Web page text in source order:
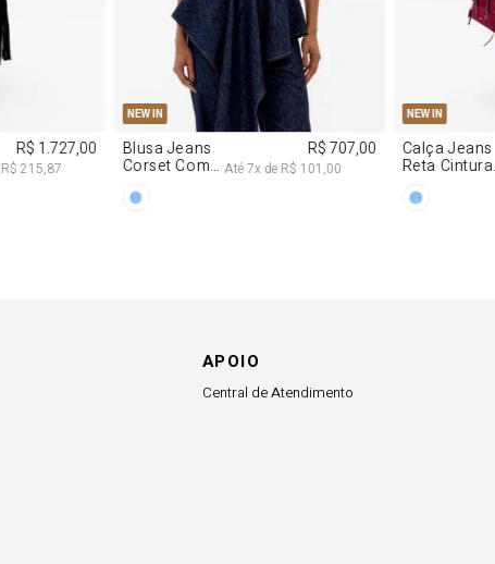
R$ 1.727,00
R$ 215,87
NEW IN
PP G
Blusa Jeans
Corset Com
R$ 707,00
Até7x deR$ 101,00
NEW IN
34
Calça Jeans
Reta Cintura
APOIO
Central de Atendimento